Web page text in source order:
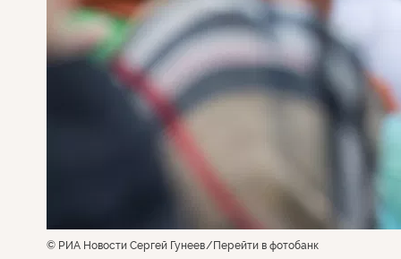
© РИА Новости Сергей Гунеев Перейти в фотобанк